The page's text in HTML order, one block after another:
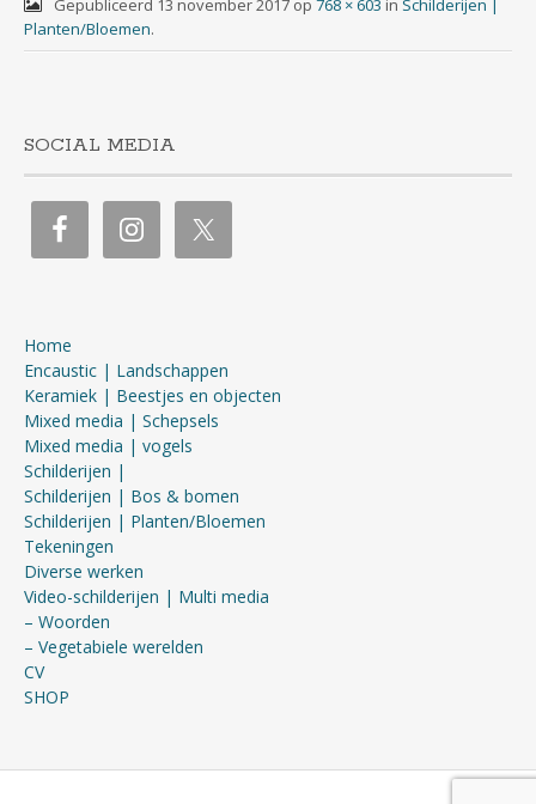
Gepubliceerd 13 november 2017op 768 × 603 in Schilderijen |
Planten/Bloemen.
SOCIAL MEDIA
Home
Encaustic | Landschappen
Keramiek | Beestjes en objecten
Mixed media | Schepsels
Mixed media | vogels
Schilderijen |
Schilderijen | Bos & bomen
Schilderijen | Planten/Bloemen
Tekeningen
Diverse werken
Video-schilderijen | Multi media
– Woorden
– Vegetabiele werelden
CV
SHOP